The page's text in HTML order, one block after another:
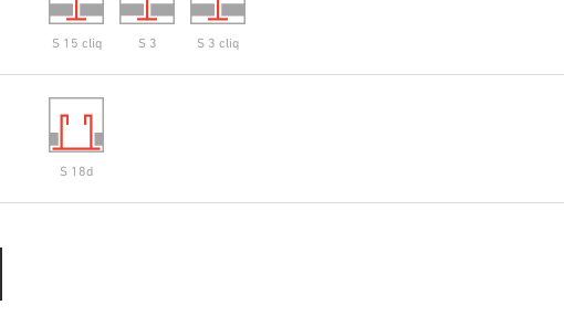
S 15 cliq S 3 S 3 cliq
S 18d